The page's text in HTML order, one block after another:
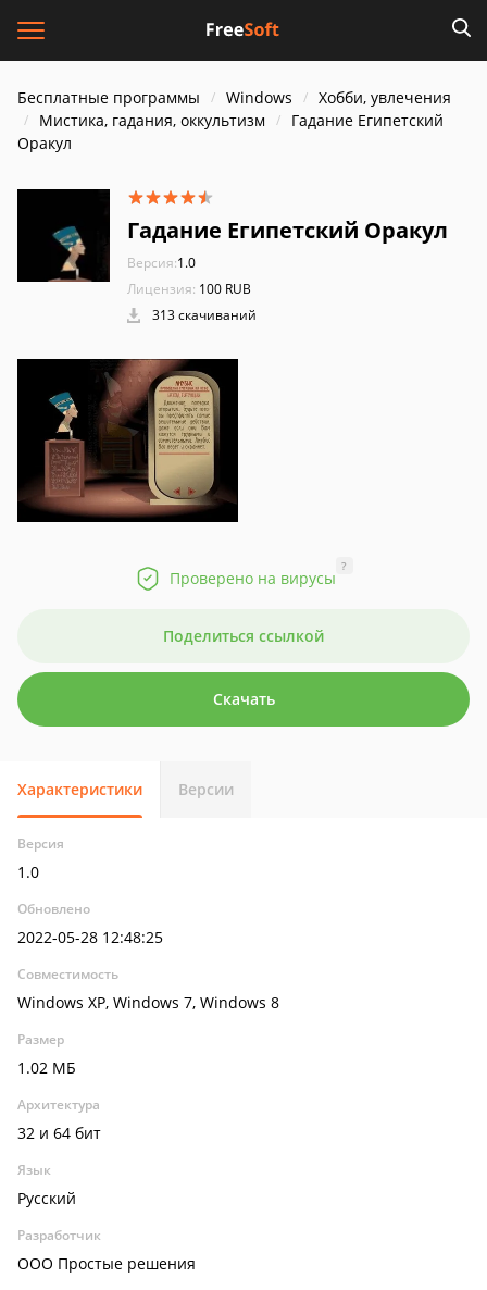
Бесплатные программы Windows
Хобби, увлечения
Мистика, гадания, оккультизм
Гадание Египетский
Оракул
Гадание Египетский Оракул
Версия:1.0
Лицензия: 100 RUB
313 скачиваний
Проверено на вирусы
?
Поделиться ссылкой
Скачать
Характеристики Версии
Версия
1.0
Обновлено
2022-05-28 12:48:25
Совместимость
Windows XP, Windows 7, Windows 8
Размер
1.02 МБ
Архитектура
32 и 64 бит
Язык
Русский
Разработчик
ООО Простые решения